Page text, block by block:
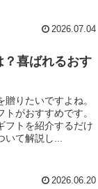
2026.07.04
？喜ばれるおす
りたいですよね。
がおすすめです。
フトを紹介するだけ
て解説し...
2026.06.20